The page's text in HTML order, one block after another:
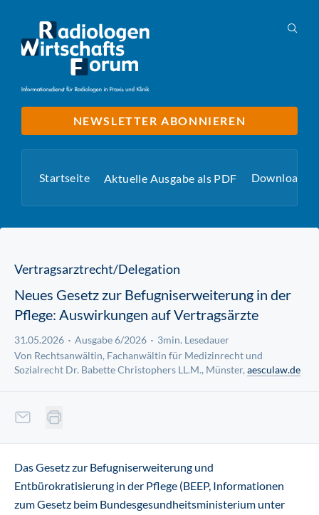
NEWSLETTER ABONNIEREN
Startseite Aktuelle Ausgabe als PDF Downloads
Vertragsarztrecht/Delegation
Neues Gesetz zur Befugniserweiterung in der
Pflege: Auswirkungen auf Vertragsärzte
31.05.2026 Ausgabe 6/2026
3min. Lesedauer
Von Rechtsanwältin, Fachanwältin für Medizinrecht und
Sozialrecht Dr. Babette Christophers LL.M., Münster, aesculaw.de
Das Gesetz zur Befugniserweiterung und
Entbürokratisierung in der Pflege (BEEP, Informationen
zum Gesetz beim Bundesgesundheitsministerium unter